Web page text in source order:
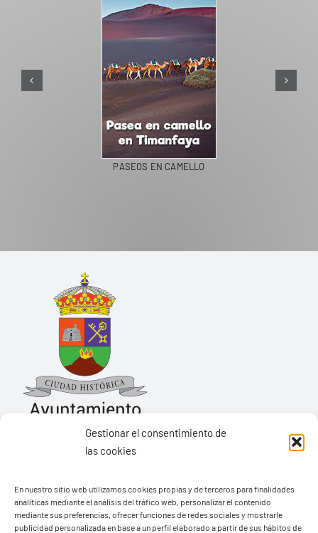
Gestionar el consentimiento de
las cookies
En nuestro sitio web utilizamos cookies propias y de terceros para finalidades
analíticas mediante el análisis del tráfico web, personalizar el contenido
mediante sus preferencias, ofrecer funciones de redes sociales y mostrarle
publicidad personalizada en base a un perfil elaborado a partir de sus hábitos de
PASEOS EN CAMELLO
Pza. de Los Remedios, 1
35570 – Yaiza